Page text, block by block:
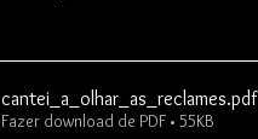
cantei_a_olhar_as_reclames.pdf
Fazer download de PDF • 55KB